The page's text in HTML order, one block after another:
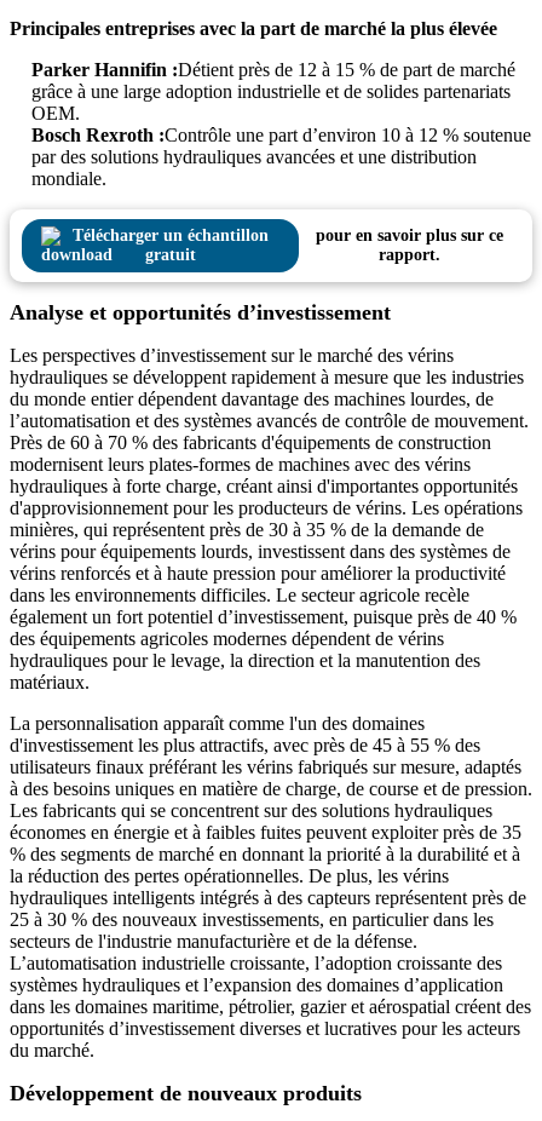
Principales entreprises avec la part de marché la plus élevée
Parker Hannifin :Détient près de 12 à 15 % de part de marché
grâce à une large adoption industrielle et de solides partenariats
OEM.
Bosch Rexroth :Contrôle une part d’environ 10 à 12 % soutenue
par des solutions hydrauliques avancées et une distribution
mondiale.
Télécharger un échantillon
gratuit
pour en savoir plus sur ce
rapport.
Analyse et opportunités d’investissement
Les perspectives d’investissement sur le marché des vérins
hydrauliques se développent rapidement à mesure que les industries
du monde entier dépendent davantage des machines lourdes, de
l’automatisation et des systèmes avancés de contrôle de mouvement.
Près de 60 à 70 % des fabricants d'équipements de construction
modernisent leurs plates-formes de machines avec des vérins
hydrauliques à forte charge, créant ainsi d'importantes opportunités
d'approvisionnement pour les producteurs de vérins. Les opérations
minières, qui représentent près de 30 à 35 % de la demande de
vérins pour équipements lourds, investissent dans des systèmes de
vérins renforcés et à haute pression pour améliorer la productivité
dans les environnements difficiles. Le secteur agricole recèle
également un fort potentiel d’investissement, puisque près de 40 %
des équipements agricoles modernes dépendent de vérins
hydrauliques pour le levage, la direction et la manutention des
matériaux.
La personnalisation apparaît comme l'un des domaines
d'investissement les plus attractifs, avec près de 45 à 55 % des
utilisateurs finaux préférant les vérins fabriqués sur mesure, adaptés
à des besoins uniques en matière de charge, de course et de pression.
Les fabricants qui se concentrent sur des solutions hydrauliques
économes en énergie et à faibles fuites peuvent exploiter près de 35
% des segments de marché en donnant la priorité à la durabilité et à
la réduction des pertes opérationnelles. De plus, les vérins
hydrauliques intelligents intégrés à des capteurs représentent près de
25 à 30 % des nouveaux investissements, en particulier dans les
secteurs de l'industrie manufacturière et de la défense.
L’automatisation industrielle croissante, l’adoption croissante des
systèmes hydrauliques et l’expansion des domaines d’application
dans les domaines maritime, pétrolier, gazier et aérospatial créent des
opportunités d’investissement diverses et lucratives pour les acteurs
du marché.
Développement de nouveaux produits